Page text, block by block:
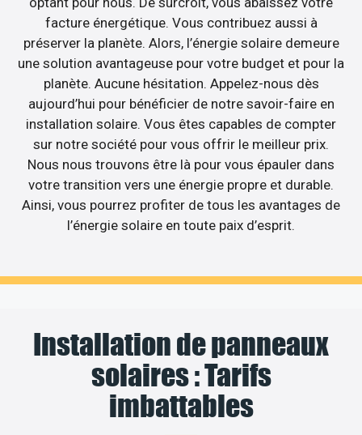
facture énergétique. Vous contribuez aussi à
préserver la planète. Alors, l’énergie solaire demeure
une solution avantageuse pour votre budget et pour la
planète. Aucune hésitation. Appelez-nous dès
aujourd’hui pour bénéficier de notre savoir-faire en
installation solaire. Vous êtes capables de compter
sur notre société pour vous offrir le meilleur prix.
Nous nous trouvons être là pour vous épauler dans
votre transition vers une énergie propre et durable.
Ainsi, vous pourrez profiter de tous les avantages de
l’énergie solaire en toute paix d’esprit.
Installation de panneaux
solaires : Tarifs
imbattables